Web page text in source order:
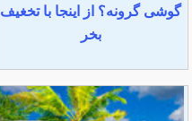
گوشی گرونه؟ از اینجا با تخغیف
بخر